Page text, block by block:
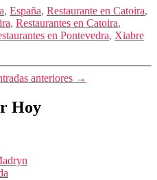
, España, Restaurante en Catoira,
, Restaurantes en Catoira,
en Pontevedra, Xiabre
anteriores →
Hoy